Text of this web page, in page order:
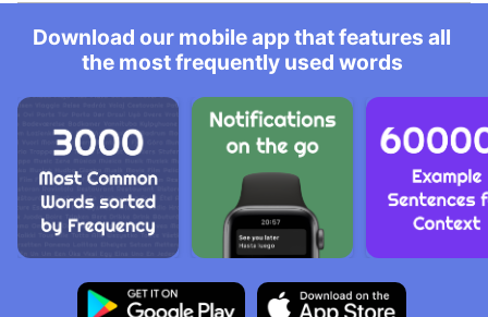
Download our mobile app that features all
the most frequently used words